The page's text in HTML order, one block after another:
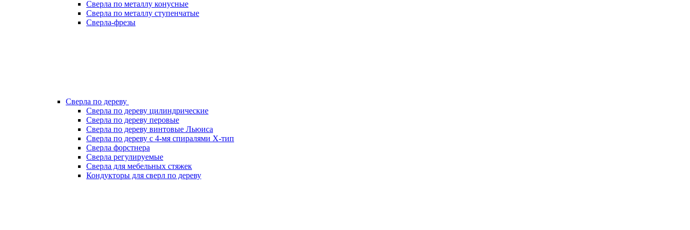
Сверла по металлу конусные
Сверла по металлу ступенчатые
Сверла-фрезы
Сверла по дереву
Сверла по дереву цилиндрические
Сверла по дереву перовые
Сверла по дереву винтовые Льюиса
Сверла по дереву с 4-мя спиралями Х-тип
Сверла форстнера
Сверла регулируемые
Сверла для мебельных стяжек
Кондукторы для сверл по дереву